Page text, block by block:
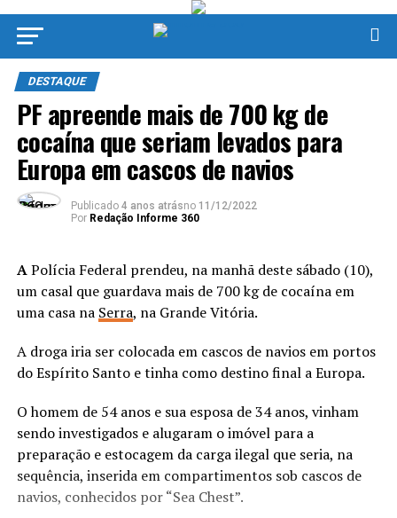
DESTAQUE
PF apreende mais de 700 kg de
cocaína que seriam levados para
Europa em cascos de navios
Publicado 4 anos atrásno 11/12/2022
Por Redação Informe 360
APolícia Federal prendeu, na manhã deste sábado (10),
um casal que guardava mais de 700 kg de cocaína em
uma casa na Serra, na Grande Vitória.
A droga iria ser colocada em cascos de navios em portos
do Espírito Santo e tinha como destino final a Europa.
O homem de 54 anos e sua esposa de 34 anos, vinham
sendo investigados e alugaram o imóvel para a
preparação e estocagem da carga ilegal que seria, na
sequência, inserida em compartimentos sob cascos de
navios, conhecidos por “Sea Chest”.